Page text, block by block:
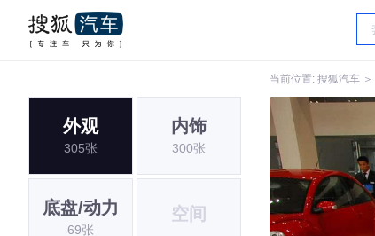
当前位置: 搜狐汽车 ＞
外观
305张
内饰
300张
底盘/动力
69张
空间